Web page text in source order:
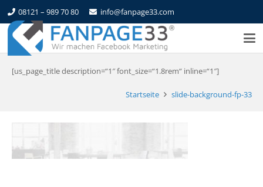
08121 – 989 70 80 info@fanpage33.com
[us_page_title description=“1″ font_size=“1.8rem“ inline=“1″]
Startseite slide-background-fp-33